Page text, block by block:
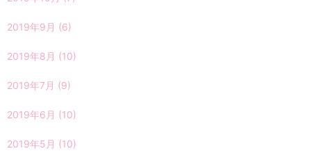
2019年9月 (6)
2019年8月 (10)
2019年7月 (9)
2019年6月 (10)
2019年5月 (10)